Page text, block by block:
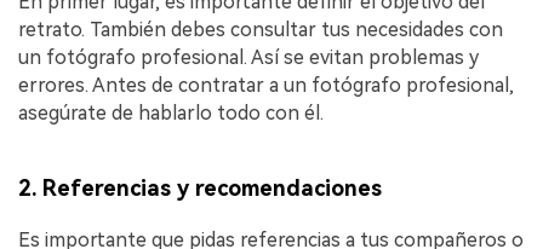
retrato. También debes consultar tus necesidades con
un fotógrafo profesional. Así se evitan problemas y
errores. Antes de contratar a un fotógrafo profesional,
asegúrate de hablarlo todo con él.
2. Referencias y recomendaciones
Es importante que pidas referencias a tus compañeros o